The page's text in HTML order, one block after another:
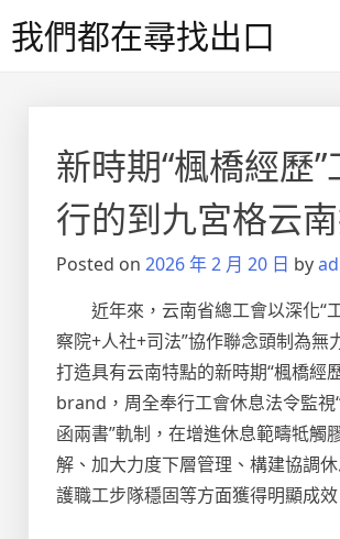
to我們都在尋找出口
新時期“楓橋經歷
行的到九宮格云
Posted on 2026 年 2 月 20 日 by
近年來，云南省總工會以深化“
察院+人社+司法”協作聯念頭制為無
打造具有云南特點的新時期“楓橋經
brand，周全奉行工會休息法令監視
函兩書”軌制，在增進休息範疇牴觸
解、加大力度下層管理、構建協調
護職工步隊穩固等方面獲得明顯成效